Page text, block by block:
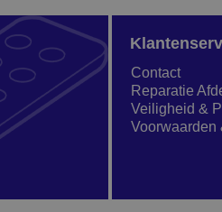
Contact
Reparatie
Veiligheid &
Voorwaarden